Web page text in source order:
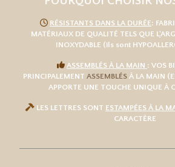
 RÉSISTANTS DANS LA DURÉE:
MATÉRIAUX DE QUALITÉ TELS QUE L '
INOXYDABLE (ils sont
 ASSEMBLÉS À LA MAIN : VOS
PRINCIPALEMENT ASSEMBLÉS À LA MAIN
APPORTE UNE TOUCHE UNIQUE À
 LES LETTRES SONT ESTAMPÉES À LA
CARACTÈRE